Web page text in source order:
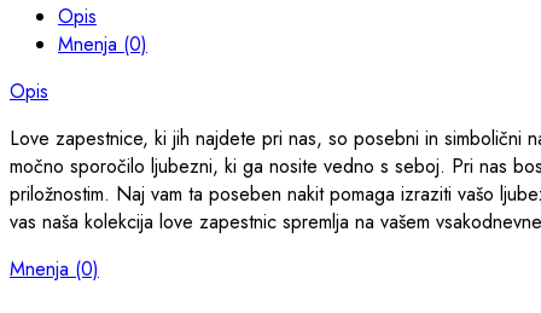
Opis
Mnenja (0)
Opis
Love zapestnice, ki jih najdete pri nas, so posebni in simbolični
močno sporočilo ljubezni, ki ga nosite vedno s seboj. Pri nas
priložnostim. Naj vam ta poseben nakit pomaga izraziti vašo
vas naša kolekcija love zapestnic spremlja na vašem
Mnenja (0)